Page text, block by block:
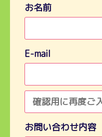
お名前
E-mail
お問い合わせ内容